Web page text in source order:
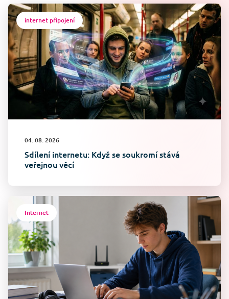
internet připojení
04. 08. 2026
Sdílení internetu: Když se soukromí stává
veřejnou věcí
Internet